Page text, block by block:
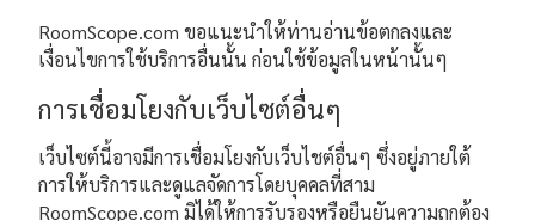
RoomScope.com ขอแนะนำให้ท่านอ่านข้อตกลงและ
เงื่อนไขการใช้บริการอื่นนั้น ก่อนใช้ข้อมูลในหน้านั้นๆ
การเชื่อมโยงกับเว็บไซต์อื่นๆ
เว็บไซต์นี้อาจมีการเชื่อมโยงกับเว็บไชต์อื่นๆ ซึ่งอยู่ภายใต้
การให้บริการและดูแลจัดการโดยบุคคลที่สาม
RoomScope.com มิได้ให้การรับรองหรือยืนยันความถูกต้อง